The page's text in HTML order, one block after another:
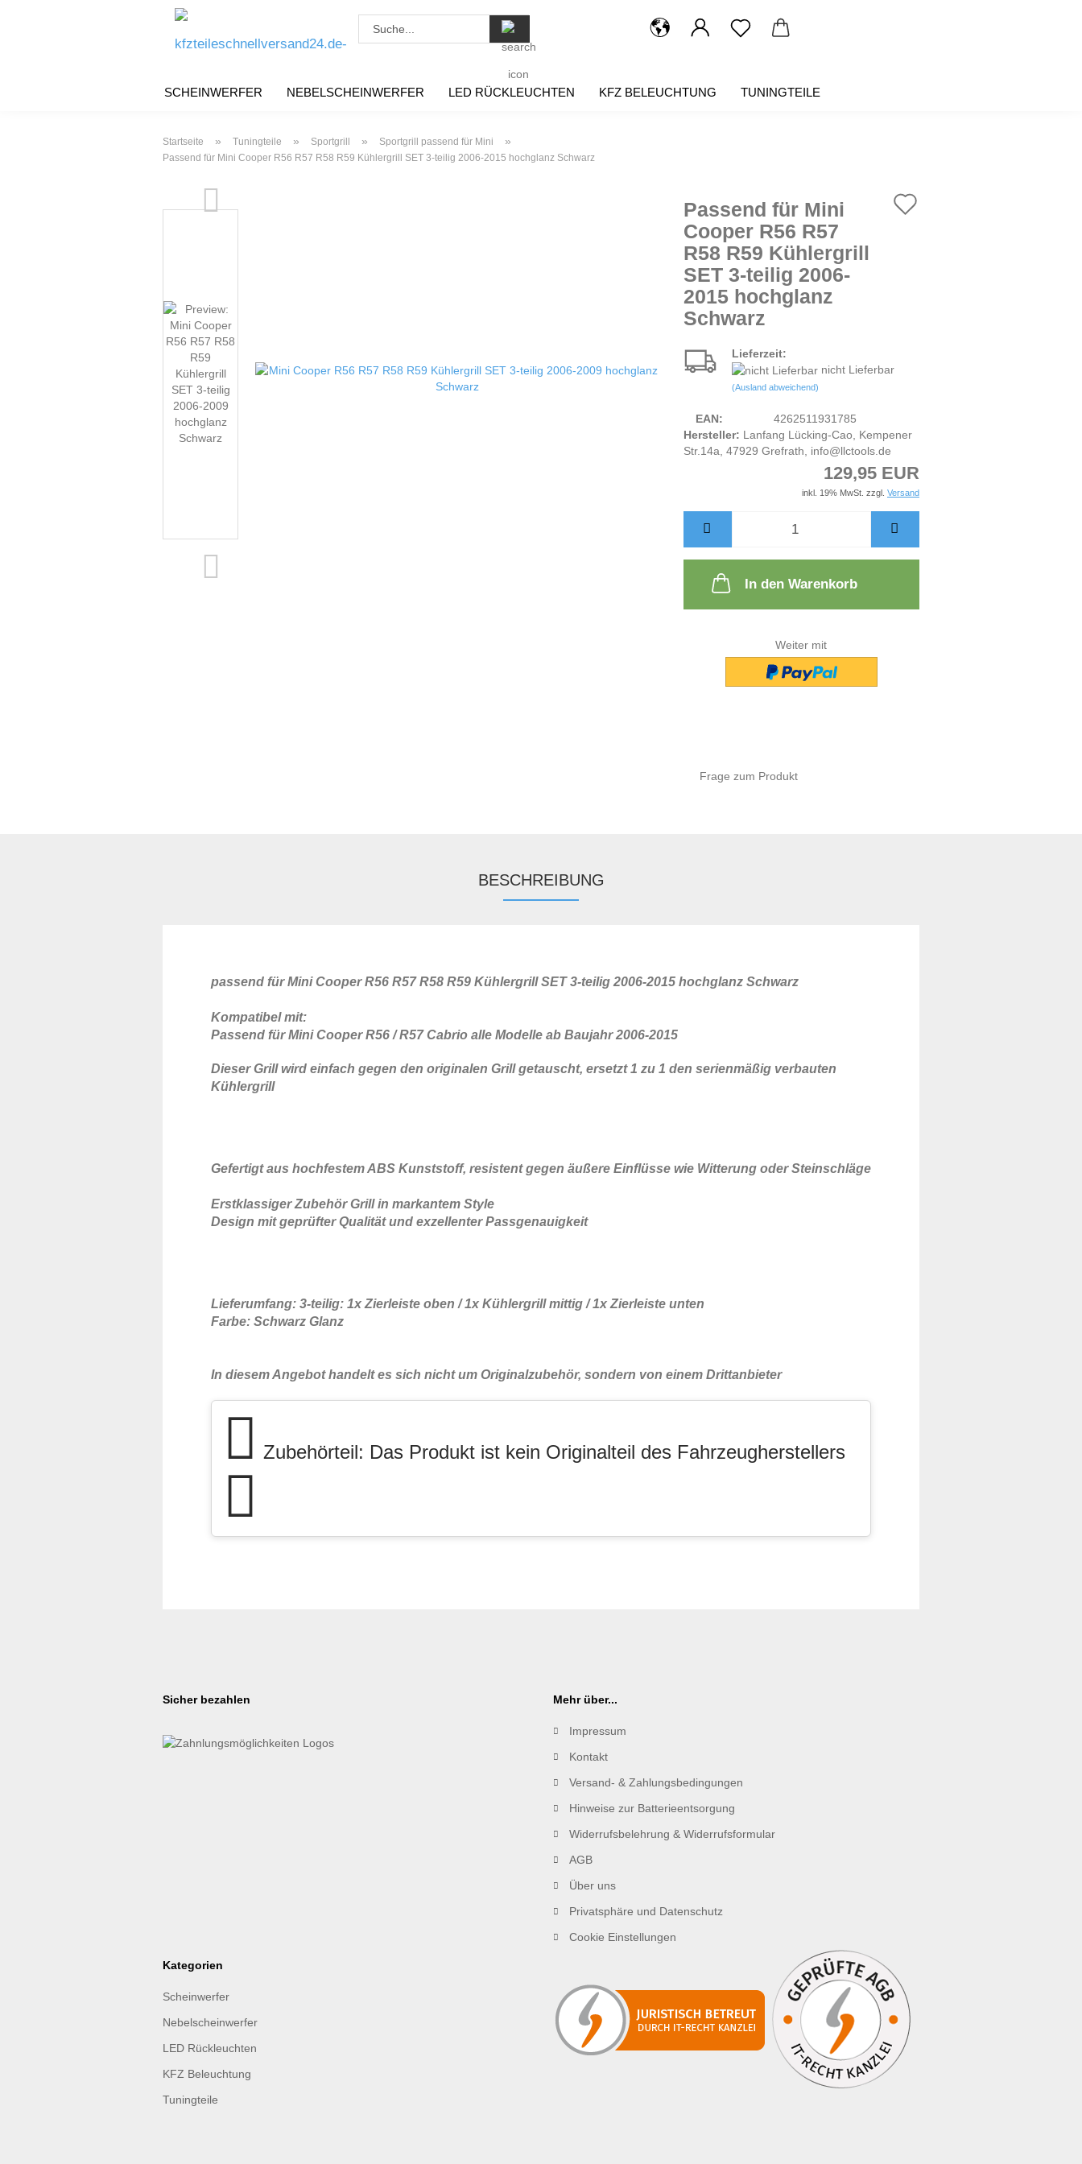
SCHEINWERFER NEBELSCHEINWERFER LED RÜCKLEUCHTEN KFZ BELEUCHTUNG TUNINGTEILE
Startseite » Tuningteile » Sportgrill » Sportgrill passend für Mini »
Passend für Mini Cooper R56 R57 R58 R59 Kühlergrill SET 3-teilig 2006-2015 hochglanz Schwarz
Passend für Mini
Cooper R56 R57
R58 R59 Kühlergrill
SET 3-teilig 2006-
2015 hochglanz
Schwarz
Lieferzeit:
nicht Lieferbar
(Ausland abweichend)
EAN:
4262511931785
Hersteller: Lanfang Lücking-Cao, Kempener
Str.14a, 47929 Grefrath, info@llctools.de
129,95 EUR
inkl. 19% MwSt. zzgl. Versand
In den Warenkorb
Weiter mit
Frage zum Produkt
BESCHREIBUNG
passend für Mini Cooper R56 R57 R58 R59 Kühlergrill SET 3-teilig 2006-2015 hochglanz Schwarz
Kompatibel mit:
Passend für Mini Cooper R56 / R57 Cabrio alle Modelle ab Baujahr 2006-2015
Dieser Grill wird einfach gegen den originalen Grill getauscht, ersetzt 1 zu 1 den serienmäßig verbauten
Kühlergrill
Gefertigt aus hochfestem ABS Kunststoff, resistent gegen äußere Einflüsse wie Witterung oder Steinschläge
Erstklassiger Zubehör Grill in markantem Style
Design mit geprüfter Qualität und exzellenter Passgenauigkeit
Lieferumfang: 3-teilig: 1x Zierleiste oben / 1x Kühlergrill mittig / 1x Zierleiste unten
Farbe: Schwarz Glanz
In diesem Angebot handelt es sich nicht um Originalzubehör, sondern von einem Drittanbieter
Zubehörteil: Das Produkt ist kein Originalteil des Fahrzeugherstellers
Sicher bezahlen Mehr über...
Impressum
Kontakt
Versand- & Zahlungsbedingungen
Hinweise zur Batterieentsorgung
Widerrufsbelehrung & Widerrufsformular
AGB
Über uns
Privatsphäre und Datenschutz
Cookie Einstellungen
Kategorien
Scheinwerfer
Nebelscheinwerfer
LED Rückleuchten
KFZ Beleuchtung
Tuningteile